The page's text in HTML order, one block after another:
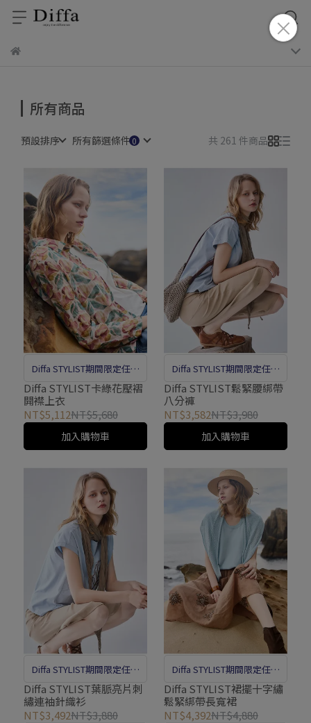
所有商品
預設排序 所有篩選條件 共 261 件商品
Diffa STYLIST期間限定任選
優惠
Diffa STYLIST卡綠花壓褶
開襟上衣
NT$5,112NT$5,680
加入購物車
Diffa STYLIST期間限定任選
優惠
Diffa STYLIST鬆緊腰綁帶
八分褲
NT$3,582NT$3,980
加入購物車
Diffa STYLIST期間限定任選
優惠
Diffa STYLIST葉脈亮片刺
繡連袖針織衫
NT$3,492NT$3,880
Diffa STYLIST期間限定任選
優惠
Diffa STYLIST裙擺十字繡
鬆緊綁帶長寬裙
NT$4,392NT$4,880